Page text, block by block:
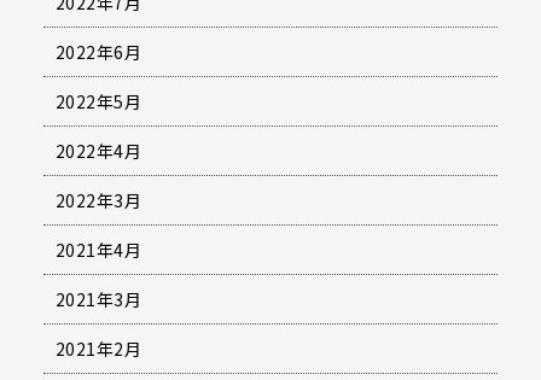
2022年6月
2022年5月
2022年4月
2022年3月
2021年4月
2021年3月
2021年2月